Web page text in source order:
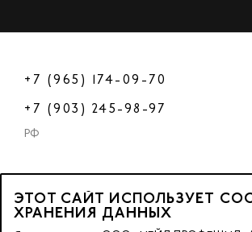
+7 (965) 174-09-70
+7 (903) 245-98-97
РФ
2023 © OOO «Нейл Профешнл».
Все права защищены.
ЭТОТ САЙТ ИСПОЛЬЗУЕТ
ХРАНЕНИЯ ДАННЫХ